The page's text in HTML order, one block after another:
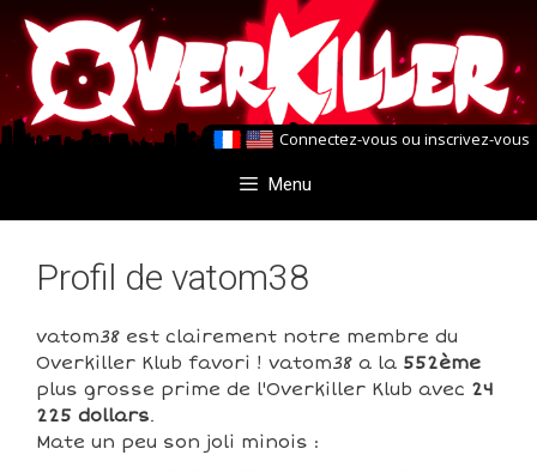
Aller
au
contenu
Aller
au
contenu
Connectez-vous ou inscrivez-vous
Menu
Profil de vatom38
vatom38 est clairement notre membre du
Overkiller Klub favori ! vatom38 a la 552ème
plus grosse prime de l'Overkiller Klub avec 24
225 dollars.
Mate un peu son joli minois :